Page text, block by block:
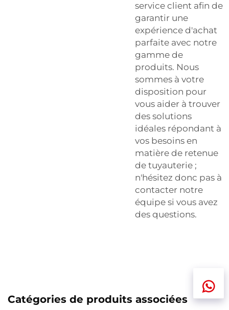
service client afin de
garantir une
expérience d'achat
parfaite avec notre
gamme de
produits. Nous
sommes à votre
disposition pour
vous aider à trouver
des solutions
idéales répondant à
vos besoins en
matière de retenue
de tuyauterie ;
n'hésitez donc pas à
contacter notre
équipe si vous avez
des questions.
Catégories de produits associées